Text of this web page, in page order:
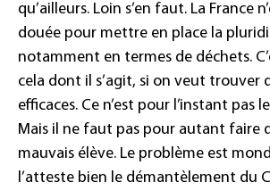
qu’ailleurs. Loin s’en faut. La France
douée pour mettre en place la
notamment en termes de déchets.
cela dont il s’agit, si on veut trouver
efficaces. Ce n’est pour l’instant pas
Mais il ne faut pas pour autant faire
mauvais élève. Le problème est
l’atteste bien le démantèlement du